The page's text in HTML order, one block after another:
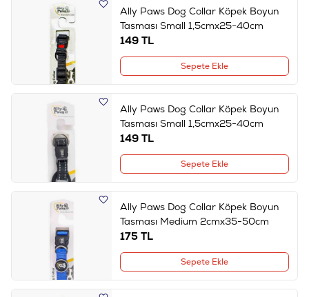
Ally Paws Dog Collar Köpek Boyun
Tasması Small 1,5cmx25-40cm
149TL
Sepete Ekle
Ally Paws Dog Collar Köpek Boyun
Tasması Small 1,5cmx25-40cm
149TL
Sepete Ekle
Ally Paws Dog Collar Köpek Boyun
Tasması Medium 2cmx35-50cm
175TL
Sepete Ekle